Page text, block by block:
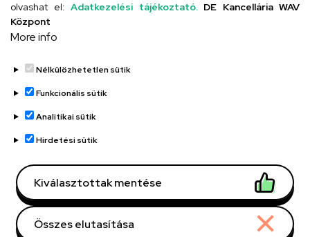
UD telefonkönyv
Adatvédelem
Adatvédelem
Régi oldal
Technikai információk
olvashat el: Adatkezelési tájékoztató. DE Kancellária WAV
Központ
More info
Nélkülözhetetlen sütik
Funkcionális sütik
Analitikai sütik
Hirdetési sütik
Kiválasztottak mentése
Összes elutasítása